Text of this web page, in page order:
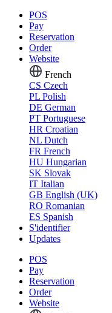
POS
Pay
Reservation
Order
Website
French
CS Czech
PL Polish
DE German
PT Portuguese
HR Croatian
NL Dutch
FR French
HU Hungarian
SK Slovak
IT Italian
GB English (UK)
RO Romanian
ES Spanish
S'identifier
Updates
POS
Pay
Reservation
Order
Website